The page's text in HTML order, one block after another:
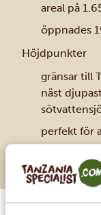
areal på
öppnades
Höjdpunkter
gränsar till
näst
perfekt för